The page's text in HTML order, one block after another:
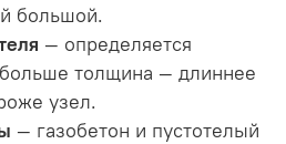
большой.
— определяется
толщина — длиннее
узел.
— газобетон и пустотелый